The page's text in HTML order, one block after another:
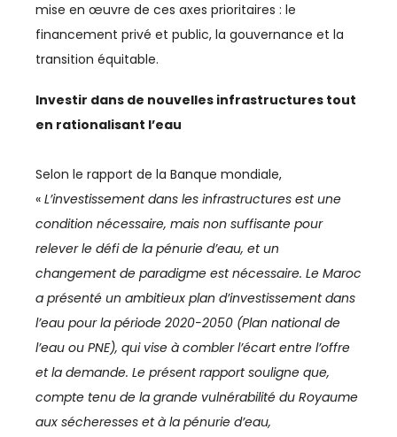
ENERGIES DURABLES
ENTREPRENEURIAT
FERROVIAIRE
FINANCE / ASSURANCE
FOOTBALL
IA
IMMOBILIER
INDUSTRIE
mise en œuvre de ces axes prioritaires : le
financement privé et public, la gouvernance et la
transition équitable.
Investir dans de nouvelles infrastructures tout
en rationalisant l’eau
Selon le rapport de la Banque mondiale,
« L’investissement dans les infrastructures est une
condition nécessaire, mais non suffisante pour
relever le défi de la pénurie d’eau, et un
changement de paradigme est nécessaire. Le Maroc
a présenté un ambitieux plan d’investissement dans
l’eau pour la période 2020-2050 (Plan national de
l’eau ou PNE), qui vise à combler l’écart entre l’offre
et la demande. Le présent rapport souligne que,
compte tenu de la grande vulnérabilité du Royaume
aux sécheresses et à la pénurie d’eau,